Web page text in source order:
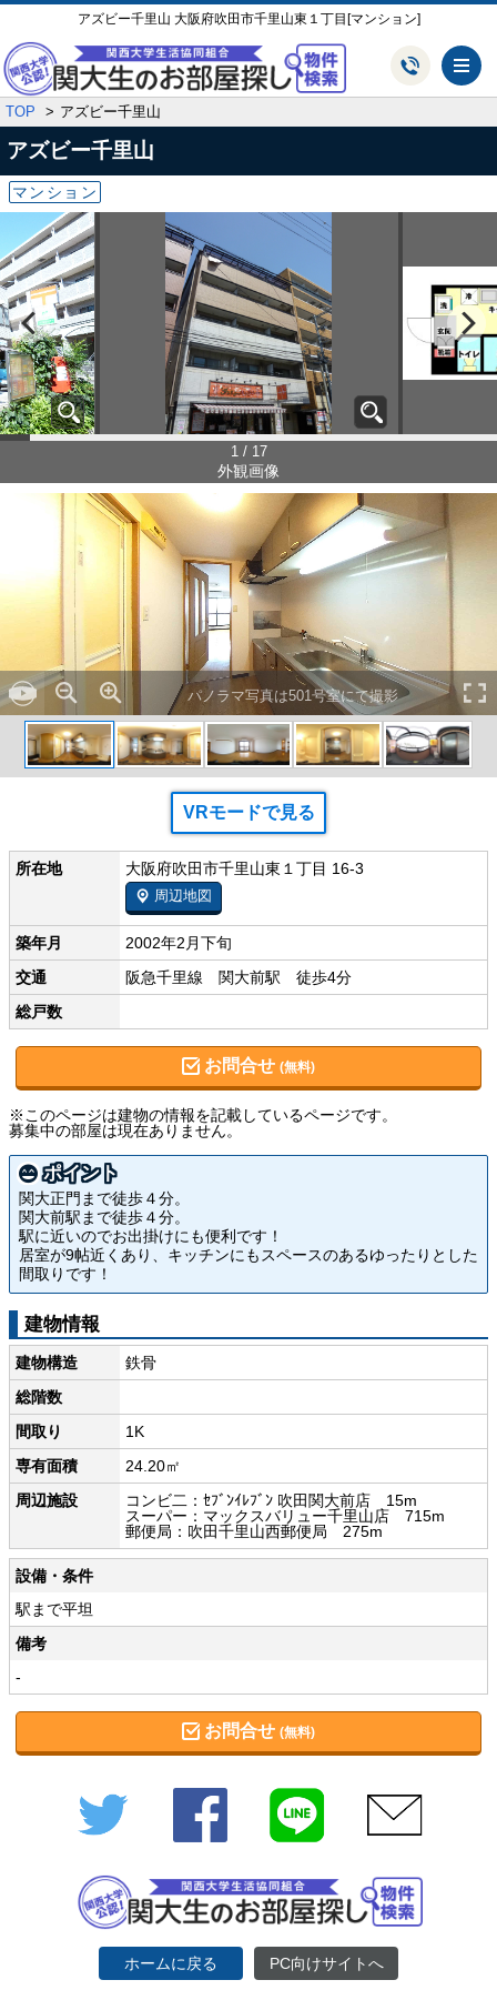
アズビー千里山 大阪府吹田市千里山東１丁目[マンション]
TOP アズビー千里山
アズビー千里山
マンション
1 / 17
外観画像
パノラマ写真は501号室にて撮影
VRモードで見る
所在地 大阪府吹田市千里山東１丁目 16-3
周辺地図
築年月
2002年2月下旬
交通
阪急千里線 関大前駅 徒歩4分
総戸数
お問合せ (無料)
※このページは建物の情報を記載しているページです。
募集中の部屋は現在ありません。
ポイント
関大正門まで徒歩４分。
関大前駅まで徒歩４分。
駅に近いのでお出掛けにも便利です！
居室が9帖近くあり、キッチンにもスペースのあるゆったりとした
間取りです！
建物情報
建物構造
鉄骨
総階数
間取り
1K
専有面積
24.20㎡
周辺施設
コンビ二：ｾﾌﾞﾝｲﾚﾌﾞﾝ 吹田関大前店 15m
スーパー：マックスバリュー千里山店 715m
郵便局：吹田千里山西郵便局 275m
設備・条件
駅まで平坦
備考
-
お問合せ (無料)
Twitter Facebook
ホームに戻る PC向けサイトへ